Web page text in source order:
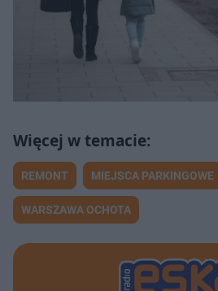
REMONT MIEJSCA PARKINGOWE
WARSZAWA OCHOTA